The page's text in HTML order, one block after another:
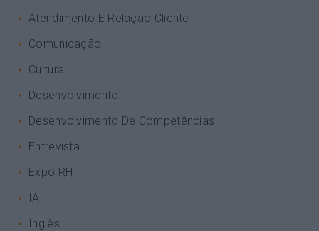
Atendimento E Relação Cliente
Comunicação
Cultura
Desenvolvimento
Desenvolvimento De Competências
Entrevista
Expo RH
IA
Inglês